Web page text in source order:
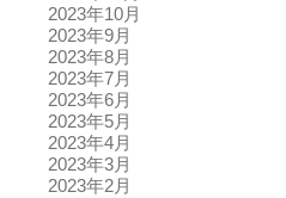
2023年10月
2023年9月
2023年8月
2023年7月
2023年6月
2023年5月
2023年4月
2023年3月
2023年2月